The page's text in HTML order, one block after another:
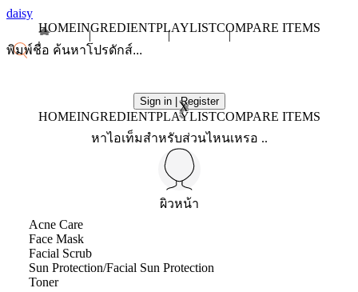
daisy
HOMEINGREDIENTPLAYLISTCOMPARE ITEMS
Sign in | Register
X
HOMEINGREDIENTPLAYLISTCOMPARE ITEMS
หาไอเท็มสำหรับส่วนไหนเหรอ ..
ผิวหน้า
Acne Care
Face Mask
Facial Scrub
Sun Protection/Facial Sun Protection
Toner